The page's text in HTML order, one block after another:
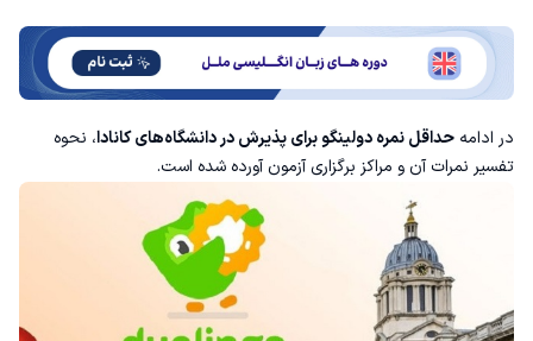
در ادامه حداقل نمره دولینگو برای پذیرش در دانشگاه‌های کانادا، نحوه
تفسیر نمرات آن و مراکز برگزاری آزمون آورده شده است.